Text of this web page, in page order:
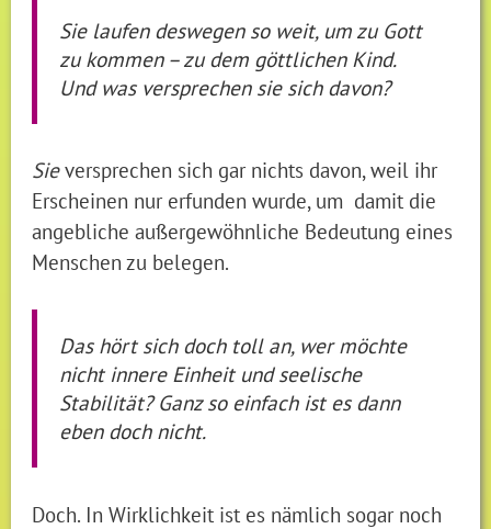
Sie laufen deswegen so weit, um zu Gott
zu kommen – zu dem göttlichen Kind.
Und was versprechen sie sich davon?
Sieversprechen sich gar nichts davon, weil ihr
Erscheinen nur erfunden wurde, um damit die
angebliche außergewöhnliche Bedeutung eines
Menschen zu belegen.
Das hört sich doch toll an, wer möchte
nicht innere Einheit und seelische
Stabilität? Ganz so einfach ist es dann
eben doch nicht.
Doch. In Wirklichkeit ist es nämlich sogar noch